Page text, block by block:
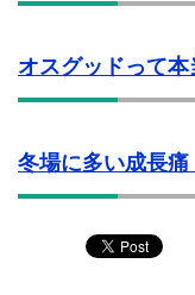
オスグッドって本
冬場に多い成長痛